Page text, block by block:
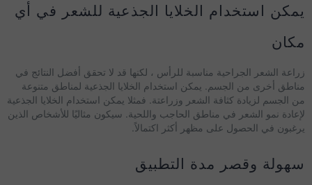
يمكن استخدام الخلايا الجذعية للشعر في أي
مكان
زراعة الشعر الجراحية مناسبة للرأس ، لكنها قد لا تحقق أفضل النتائج في
مناطق أخرى من الجسم. يمكن استخدام الخلايا الجذعية لمناطق متنوعة
من الجسم لزيادة كثافة الشعر وزراعتة. فمثلا يمكن استخدام الخلايا الجذعية
لإعادة نمو الشعر في مناطق الحاجب واللحية. سيكون مثاليًا للأشخاص الذين
يرغبون في الحصول على مظهر أكثر اكتمالاً.
سهولة وقصر مدة التطبيق